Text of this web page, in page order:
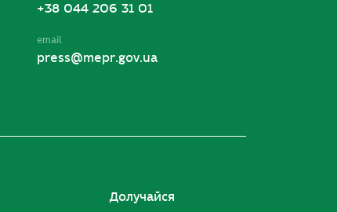
+38 044 206 31 01
email
press@mepr.gov.ua
Долучайся